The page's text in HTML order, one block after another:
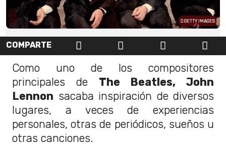
GETTY IMAGES
COMPARTE
Como uno de los compositores
principales de The Beatles, John
Lennon sacaba inspiración de diversos
lugares, a veces de experiencias
personales, otras de periódicos, sueños u
otras canciones.